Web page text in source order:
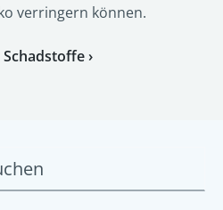
verringern können.
›